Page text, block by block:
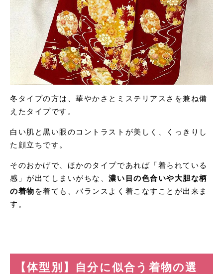
冬タイプの方は、華やかさとミステリアスさを兼ね備
えたタイプです。
白い肌と黒い眼のコントラストが美しく、くっきりし
た顔立ちです。
そのおかげで、ほかのタイプであれば「着られている
感」が出てしまいがちな、濃い目の色合いや大胆な柄
の着物 を着ても、バランスよく着こなすことが出来ま
す。
【体型別】自分に似合う着物の選